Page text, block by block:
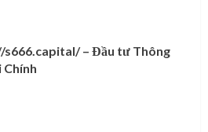
s666.capital/ – Đầu tư Thông
Chính